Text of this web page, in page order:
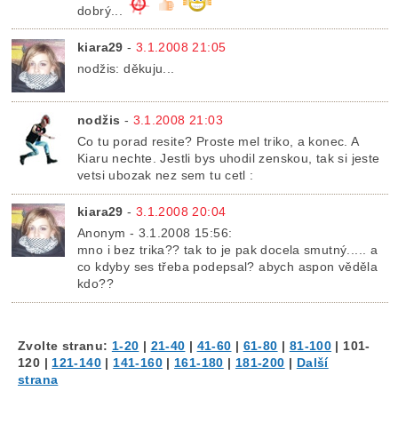
dobrý...
kiara29 - 3.1.2008 21:05
nodžis: děkuju...
nodžis - 3.1.2008 21:03
Co tu porad resite? Proste mel triko, a konec. A
Kiaru nechte. Jestli bys uhodil zenskou, tak si jeste
vetsi ubozak nez sem tu cetl :
kiara29 - 3.1.2008 20:04
Anonym - 3.1.2008 15:56:
mno i bez trika?? tak to je pak docela smutný..... a
co kdyby ses třeba podepsal? abych aspon věděla
kdo??
Zvolte stranu: 1-20 | 21-40 | 41-60 | 61-80 | 81-100 | 101-
120 | 121-140 | 141-160| 161-180 | 181-200 | Další
strana